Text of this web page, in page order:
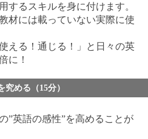
するスキルを身に付けます。
材には載っていない実際に使
える！通じる！」と日々の英
に！
究める（15分）
”英語の感性”を高めることが